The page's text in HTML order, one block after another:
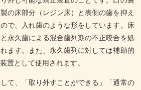
の床部分（レジン床）と表側の歯を抑え
で、入れ歯のような形をしています。床
永久歯による混合歯列期の不正咬合を処
ます。また、永久歯列に対しては補助的
置として使用されます。
て、「取り外すことができる」「通常の